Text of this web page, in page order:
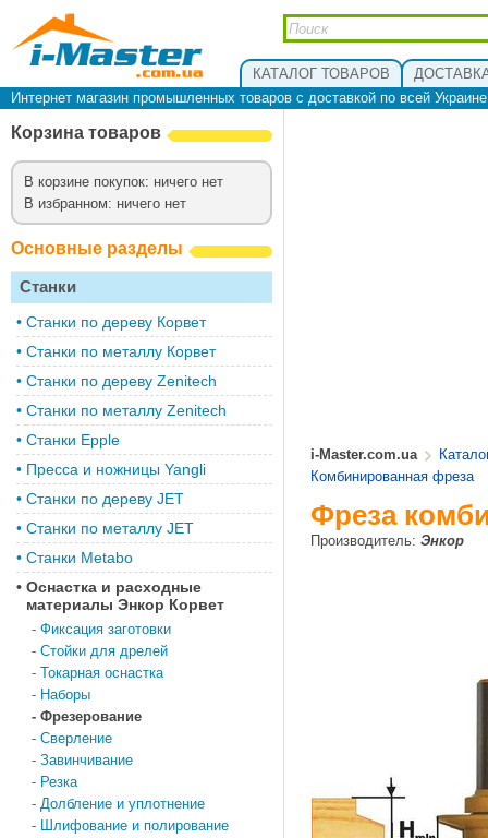
КАТАЛОГ ТОВАРОВ
Интернет магазин промышленных товаров с доставкой по всей
Корзина товаров
В корзине покупок: ничего нет
В избранном: ничего нет
Основные разделы
Станки
• Cтанки по дереву Корвет
• Станки по металлу Корвет
• Cтанки по дереву Zenitech
• Cтанки по металлу Zenitech
• Станки Epple
• Пресса и ножницы Yangli
• Станки по дереву JET
• Станки по металлу JET
• Станки Metabo
• Оснастка и расходные
материалы Энкор Корвет
- Фиксация заготовки
- Стойки для дрелей
- Токарная оснастка
- Наборы
- Фрезерование
- Сверление
- Завинчивание
- Резка
- Долбление и уплотнение
- Шлифование и полирование
i-Master.com.ua
Комбинированная фреза
Фреза
Производитель: Энкор